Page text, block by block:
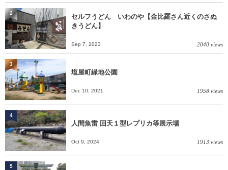
セルフうどん いわのや【金比羅さん近くのさぬ
きうどん】
Sep 7, 2023 2040 views
2
塩屋町緑地公園
Dec 10, 2021 1958 views
3
人間魚雷 回天１型レプリカ等展示場
Oct 9, 2024 1913 views
4
5